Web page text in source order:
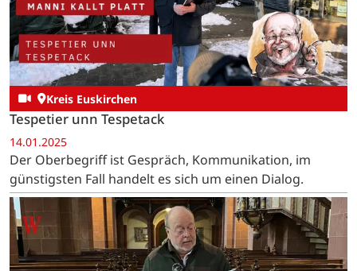
Kreis Euskirchen
Tespetier unn Tespetack
14.01.2025
Der Oberbegriff ist Gespräch, Kommunikation, im
günstigsten Fall handelt es sich um einen Dialog.